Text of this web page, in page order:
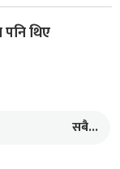
पनि थिए
सबै...